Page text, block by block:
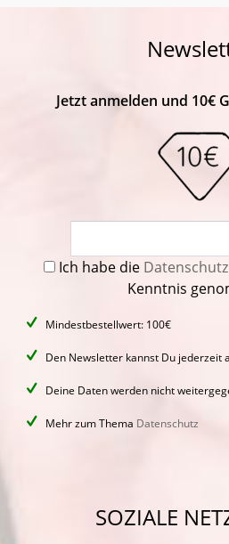
Jetzt anmelden und 10€
Ich habe die
Kenntnis
Mindestbestellwert: 100€
Den Newsletter kannst Du jederzeit
Deine Daten werden nicht
Mehr zum Thema Datenschutz
SOZIALE